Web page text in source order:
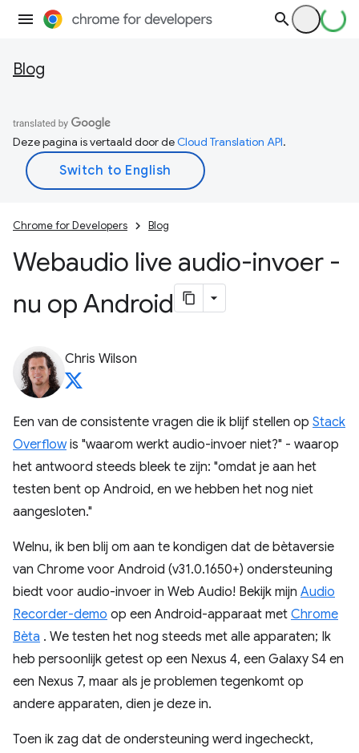
Blog
Deze pagina is vertaald door deCloud Translation API.
Chrome for Developers Blog
Webaudio live audio-invoer -
nu op Android
Chris Wilson
Een van de consistente vragen die ik blijf stellen op Stack
Overflowis "waarom werkt audio-invoer niet?" - waarop
het antwoord steeds bleek te zijn: "omdat je aan het
testen bent op Android, en we hebben het nog niet
aangesloten."
Welnu, ik ben blij om aan te kondigen dat de bètaversie
van Chrome voor Android (v31.0.1650+) ondersteuning
biedt voor audio-invoer in Web Audio! Bekijk mijn Audio
Recorder-demo op een Android-apparaat met Chrome
Bèta . We testen het nog steeds met alle apparaten; Ik
heb persoonlijk getest op een Nexus 4, een Galaxy S4 en
een Nexus 7, maar als je problemen tegenkomt op
andere apparaten, dien je deze in.
Toen ik zag dat de ondersteuning werd ingecheckt,